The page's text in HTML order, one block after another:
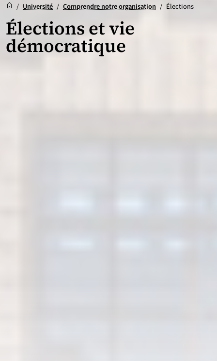
Accueil
Accueil
/ Université / Comprendre notre organisation / Élections
Élections et vie
démocratique